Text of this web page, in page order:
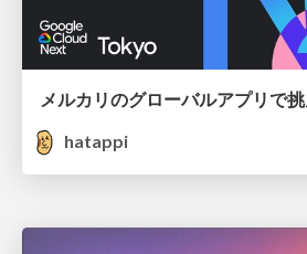
hatappi